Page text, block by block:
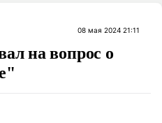
08 мая 2024 21:11
на вопрос о